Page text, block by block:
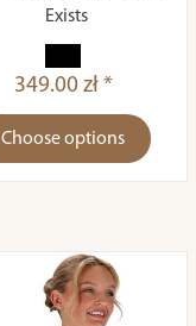
Exists
349.00 zł *
Choose options